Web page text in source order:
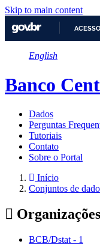
Skip to main content
English
Banco
Dados
Perguntas
Tutoriais
Contato
Sobre o Portal
Início
Conjuntos de
Organizações
BCB/Dstat - 1